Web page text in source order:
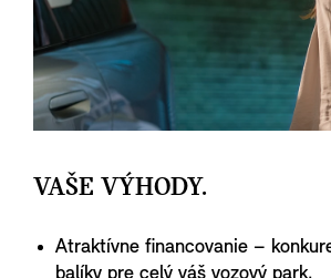
VAŠE VÝHODY.
Atraktívne financovanie –